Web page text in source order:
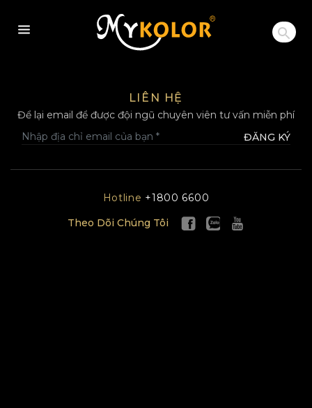
MYKOLOR
LIÊN HỆ
Để lại email để được đội ngũ chuyên viên tư vấn miễn phí
ĐĂNG KÝ
Hotline +1800 6600
Theo Dõi Chúng Tôi